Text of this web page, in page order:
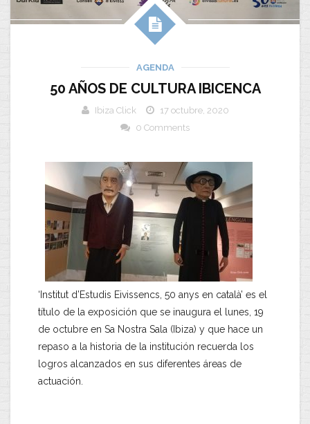
AGENDA
50 AÑOS DE CULTURA IBICENCA
Ibiza Click
17 octubre, 2020
0 Comments
‘Institut d’Estudis Eivissencs, 50 anys en català’ es el
título de la exposición que se inaugura el lunes, 19
de octubre en Sa Nostra Sala (Ibiza) y que hace un
repaso a la historia de la institución recuerda los
logros alcanzados en sus diferentes áreas de
actuación.